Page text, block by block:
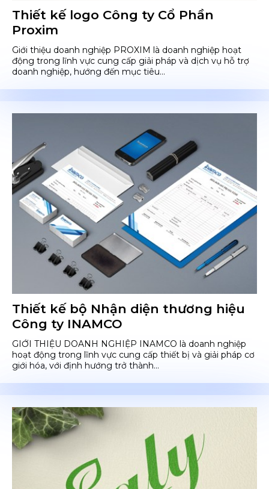
Thiết kế logo Công ty Cổ Phần
Proxim
Giới thiệu doanh nghiệp PROXIM là doanh nghiệp hoạt
động trong lĩnh vực cung cấp giải pháp và dịch vụ hỗ trợ
doanh nghiệp, hướng đến mục tiêu...
Thiết kế bộ Nhận diện thương hiệu
Công ty INAMCO
GIỚI THIỆU DOANH NGHIỆP INAMCO là doanh nghiệp
hoạt động trong lĩnh vực cung cấp thiết bị và giải pháp cơ
giới hóa, với định hướng trở thành...